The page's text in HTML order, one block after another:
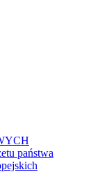
państwa